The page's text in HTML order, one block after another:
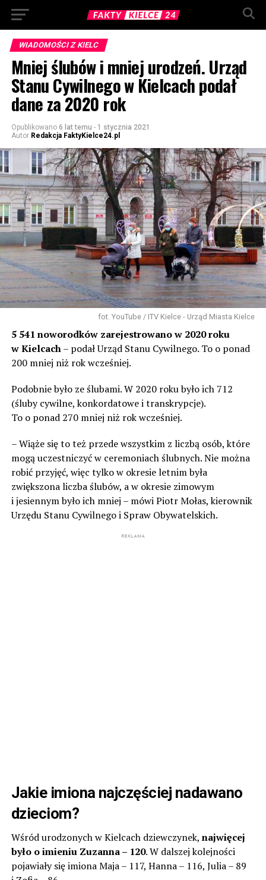
WIADOMOŚCI Z KIELC
Mniej ślubów i mniej urodzeń. Urząd
Stanu Cywilnego w Kielcach podał
dane za 2020 rok
Opublikowano 6 lat temu - 1 stycznia 2021
Autor Redakcja FaktyKielce24.pl
fot. YouTube / ITV Kielce - Urząd Miasta Kielce
5 541 noworodków zarejestrowano w 2020 roku
w Kielcach– podał Urząd Stanu Cywilnego. To o ponad
200 mniej niż rok wcześniej.
Podobnie było ze ślubami. W 2020 roku było ich 712
(śluby cywilne, konkordatowe i transkrypcje).
To o ponad 270 mniej niż rok wcześniej.
– Wiąże się to też przede wszystkim z liczbą osób, które
mogą uczestniczyć w ceremoniach ślubnych. Nie można
robić przyjęć, więc tylko w okresie letnim była
zwiększona liczba ślubów, a w okresie zimowym
i jesiennym było ich mniej – mówi Piotr Mołas, kierownik
Urzędu Stanu Cywilnego i Spraw Obywatelskich.
Jakie imiona najczęściej nadawano
dzieciom?
Wśród urodzonych w Kielcach dziewczynek, najwięcej
było o imieniu Zuzanna – 120. W dalszej kolejności
pojawiały się imiona Maja – 117, Hanna – 116, Julia – 89